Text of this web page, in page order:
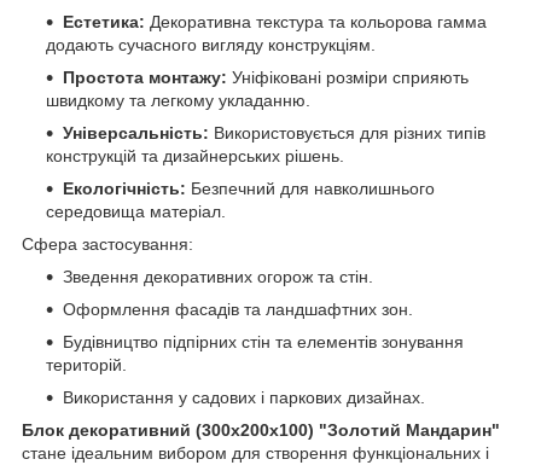
Естетика: Декоративна текстура та кольорова гамма
додають сучасного вигляду конструкціям.
Простота монтажу: Уніфіковані розміри сприяють
швидкому та легкому укладанню.
Універсальність: Використовується для різних типів
конструкцій та дизайнерських рішень.
Екологічність: Безпечний для навколишнього
середовища матеріал.
Сфера застосування:
Зведення декоративних огорож та стін.
Оформлення фасадів та ландшафтних зон.
Будівництво підпірних стін та елементів зонування
територій.
Використання у садових і паркових дизайнах.
Блок декоративний (300х200х100) "Золотий Мандарин"
стане ідеальним вибором для створення функціональних і